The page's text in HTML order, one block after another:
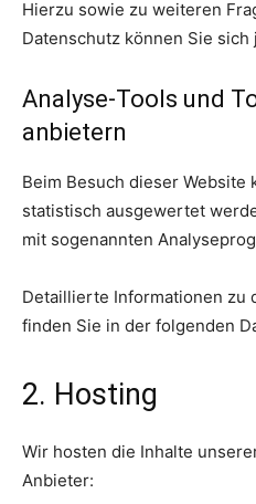
Hierzu sowie zu weiteren
Datenschutz können Sie
Analyse-Tools und
anbietern
Beim Besuch dieser Website
statistisch ausgewertet
mit sogenannten
Detaillierte Informationen zu
finden Sie in der folgenden
2. Hosting
Wir hosten die Inhalte
Anbieter: